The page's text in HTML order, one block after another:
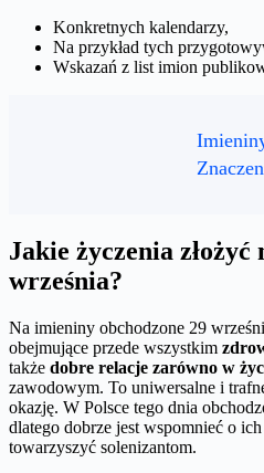
Konkretnych kalendarzy,
Na przykład tych
Wskazań z list imion
Jakie życzenia
września?
Na imieniny obchodzone 29
obejmujące przede wszystkim
także dobre relacje zarówno w
zawodowym. To uniwersalne i
okazję. W Polsce tego dnia
dlatego dobrze jest wspomnieć o ich
towarzyszyć solenizantom.